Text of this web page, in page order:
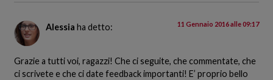
Alessia ha detto: 11 Gennaio 2016 alle 09:17
Grazie a tutti voi, ragazzi! Che ci seguite, che commentate, che
ci scrivete e che ci date feedback importanti! E’ proprio bello